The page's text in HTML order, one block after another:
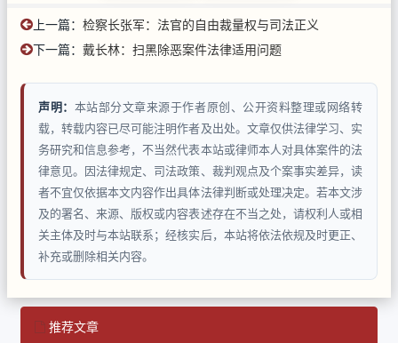
上一篇： 检察长张军：法官的自由裁量权与司法正义
下一篇： 戴长林：扫黑除恶案件法律适用问题
声明： 本站部分文章来源于作者原创、公开资料整理或网络转
载，转载内容已尽可能注明作者及出处。文章仅供法律学习、实
务研究和信息参考，不当然代表本站或律师本人对具体案件的法
律意见。因法律规定、司法政策、裁判观点及个案事实差异，读
者不宜仅依据本文内容作出具体法律判断或处理决定。若本文涉
及的署名、来源、版权或内容表述存在不当之处，请权利人或相
关主体及时与本站联系；经核实后，本站将依法依规及时更正、
补充或删除相关内容。
推荐文章